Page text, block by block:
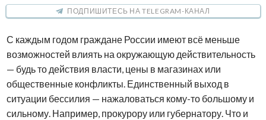
ПОДПИШИТЕСЬ НА TELEGRAM-КАНАЛ
С каждым годом граждане России имеют всё меньше
возможностей влиять на окружающую действительность
— будь то действия власти, цены в магазинах или
общественные конфликты. Единственный выход в
ситуации бессилия — нажаловаться кому-то большому и
сильному. Например, прокурору или губернатору. Что и